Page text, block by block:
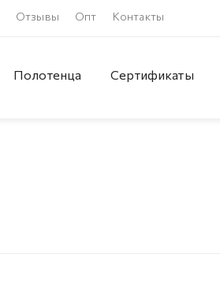
Отзывы Опт Контакты
Полотенца Сертификаты